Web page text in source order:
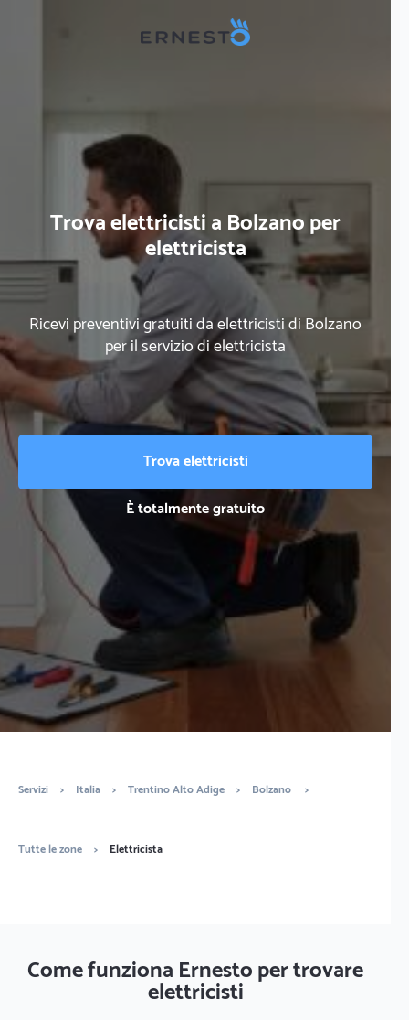
Trova elettricisti a Bolzano per
elettricista
Ricevi preventivi gratuiti da elettricisti di Bolzano
per il servizio di elettricista
Trova elettricisti
È totalmente gratuito
Servizi > Italia > Trentino Alto Adige > Bolzano >
Tutte le zone > Elettricista
Come funziona Ernesto per trovare
elettricisti